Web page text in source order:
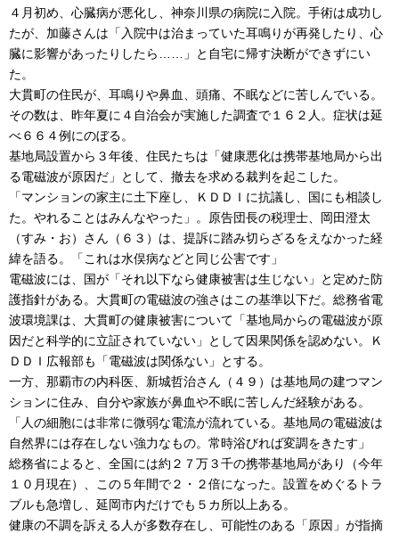
４月初め、心臓病が悪化し、神奈川県の病院に入院。手術は成功し
たが、加藤さんは「入院中は治まっていた耳鳴りが再発したり、心
臓に影響があったりしたら……」と自宅に帰す決断ができずにい
た。
大貫町の住民が、耳鳴りや鼻血、頭痛、不眠などに苦しんでいる。
その数は、昨年夏に４自治会が実施した調査で１６２人。症状は延
べ６６４例にのぼる。
基地局設置から３年後、住民たちは「健康悪化は携帯基地局から出
る電磁波が原因だ」として、撤去を求める裁判を起こした。
「マンションの家主に土下座し、ＫＤＤＩに抗議し、国にも相談し
た。やれることはみんなやった」。原告団長の税理士、岡田澄太
（すみ・お）さん（６３）は、提訴に踏み切らざるをえなかった経
緯を語る。「これは水俣病などと同じ公害です」
電磁波には、国が「それ以下なら健康被害は生じない」と定めた防
護指針がある。大貫町の電磁波の強さはこの基準以下だ。総務省電
波環境課は、大貫町の健康被害について「基地局からの電磁波が原
因だと科学的に立証されていない」として因果関係を認めない。Ｋ
ＤＤＩ広報部も「電磁波は関係ない」とする。
一方、那覇市の内科医、新城哲治さん（４９）は基地局の建つマン
ションに住み、自分や家族が鼻血や不眠に苦しんだ経験がある。
「人の細胞には非常に微弱な電流が流れている。基地局の電磁波は
自然界には存在しない強力なもの。常時浴びれば変調をきたす」
総務省によると、全国には約２７万３千の携帯基地局があり（今年
１０月現在）、この５年間で２・２倍になった。設置をめぐるトラ
ブルも急増し、延岡市内だけでも５カ所以上ある。
健康の不調を訴える人が多数存在し、可能性のある「原因」が指摘